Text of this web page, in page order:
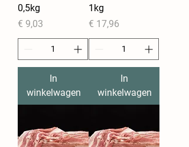
0,5kg
Prijs
€ 9,03
In
winkelwagen
1kg
Prijs
€ 17,96
In
winkelwagen